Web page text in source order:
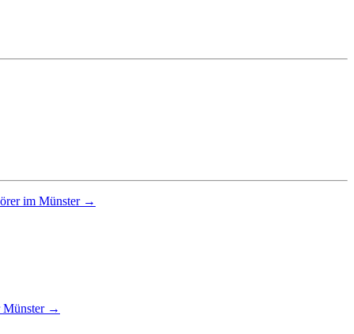
im Münster →
Münster →